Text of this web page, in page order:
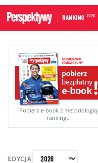
RANKING 2026
RANKINGI
RANKINGI
RANKING
Pobierz e-book z metodologią
rankingu
EDYCJA